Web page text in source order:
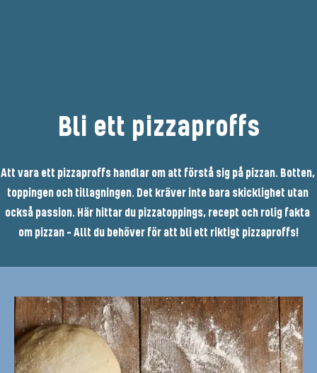
Bli ett pizzaproffs
Att vara ett pizzaproffs handlar om att förstå sig på pizzan. Botten,
toppingen och tillagningen. Det kräver inte bara skicklighet utan
också passion. Här hittar du pizzatoppings, recept och rolig fakta
om pizzan - Allt du behöver för att bli ett riktigt pizzaproffs!